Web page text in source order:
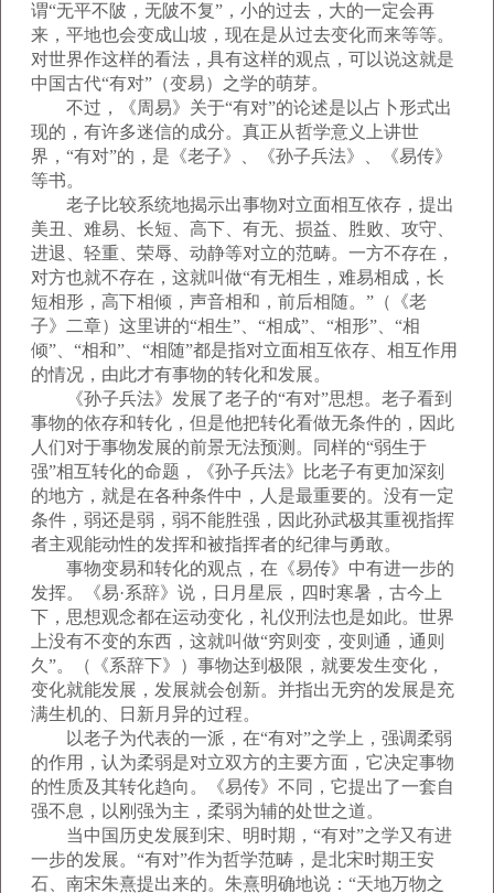
谓“无平不陂，无陂不复”，小的过去，大的一定会再
来，平地也会变成山坡，现在是从过去变化而来等等。
对世界作这样的看法，具有这样的观点，可以说这就是
中国古代“有对”（变易）之学的萌芽。
不过，《周易》关于“有对”的论述是以占卜形式出
现的，有许多迷信的成分。真正从哲学意义上讲世
界，“有对”的，是《老子》、《孙子兵法》、《易传》
等书。
老子比较系统地揭示出事物对立面相互依存，提出
美丑、难易、长短、高下、有无、损益、胜败、攻守、
进退、轻重、荣辱、动静等对立的范畴。一方不存在，
对方也就不存在，这就叫做“有无相生，难易相成，长
短相形，高下相倾，声音相和，前后相随。”（《老
子》二章）这里讲的“相生”、“相成”、“相形”、“相
倾”、“相和”、“相随”都是指对立面相互依存、相互作用
的情况，由此才有事物的转化和发展。
《孙子兵法》发展了老子的“有对”思想。老子看到
事物的依存和转化，但是他把转化看做无条件的，因此
人们对于事物发展的前景无法预测。同样的“弱生于
强”相互转化的命题，《孙子兵法》比老子有更加深刻
的地方，就是在各种条件中，人是最重要的。没有一定
条件，弱还是弱，弱不能胜强，因此孙武极其重视指挥
者主观能动性的发挥和被指挥者的纪律与勇敢。
事物变易和转化的观点，在《易传》中有进一步的
发挥。《易·系辞》说，日月星辰，四时寒暑，古今上
下，思想观念都在运动变化，礼仪刑法也是如此。世界
上没有不变的东西，这就叫做“穷则变，变则通，通则
久”。（《系辞下》）事物达到极限，就要发生变化，
变化就能发展，发展就会创新。并指出无穷的发展是充
满生机的、日新月异的过程。
以老子为代表的一派，在“有对”之学上，强调柔弱
的作用，认为柔弱是对立双方的主要方面，它决定事物
的性质及其转化趋向。《易传》不同，它提出了一套自
强不息，以刚强为主，柔弱为辅的处世之道。
当中国历史发展到宋、明时期，“有对”之学又有进
一步的发展。“有对”作为哲学范畴，是北宋时期王安
石、南宋朱熹提出来的。朱熹明确地说：“天地万物之